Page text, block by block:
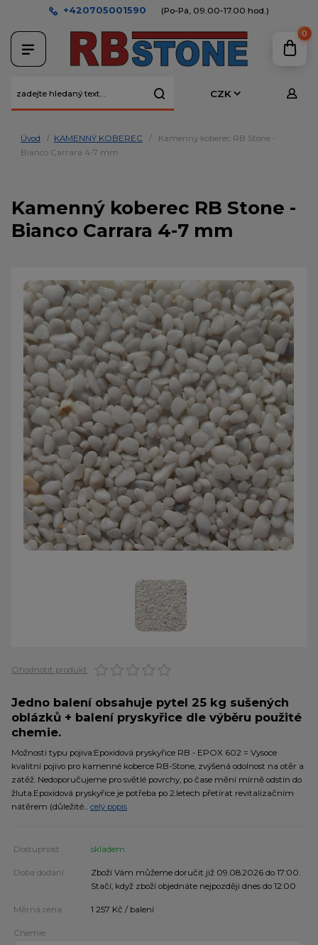
CZK
+420705001590 (Po-Pá, 09.00-17.00 hod.)
0
Úvod KAMENNÝ KOBEREC
Kamenný koberec RB Stone -
Bianco Carrara 4-7 mm
Kamenný koberec RB Stone -
Bianco Carrara 4-7 mm
Ohodnotit produkt
Jedno balení obsahuje pytel 25 kg sušených
oblázků + balení pryskyřice dle výběru použité
chemie.
Možnosti typu pojiva:Epoxidová pryskyřice RB - EPOX 602 = Vysoce
kvalitní pojivo pro kamenné koberce RB-Stone, zvýšená odolnost na otěr a
zátěž. Nedoporučujeme pro světlé povrchy, po čase mění mírně odstín do
žluta.Epoxidová pryskyřice je potřeba po 2.letech přetírat revitalizačním
nátěrem (důležité... celý popis
Dostupnost skladem
Doba dodání
Zboží Vám můžeme doručit již 09.08.2026 do 17:00.
Stačí, když zboží objednáte nejpozději dnes do 12:00
Měrná cena 1 257 Kč / balení
Chemie